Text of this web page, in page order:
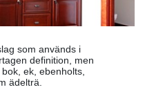
som används i
definition, men
ek, ebenholts,
ädelträ.